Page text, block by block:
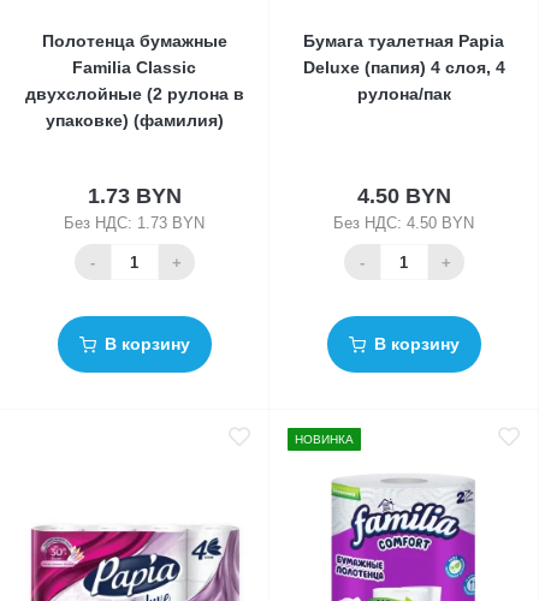
Полотенца бумажные
Familia Classic
двухслойные (2 рулона в
упаковке) (фамилия)
1.73 BYN
Без НДС: 1.73 BYN
- +
В корзину
Бумага туалетная Papia
Deluxe (папия) 4 слоя, 4
рулона/пак
4.50 BYN
Без НДС: 4.50 BYN
- +
В корзину
НОВИНКА